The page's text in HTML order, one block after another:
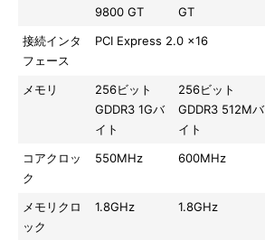
9800 GT
GT
接続インタ
フェース
PCI Express 2.0 x16
メモリ
256ビット
GDDR3 1Gバ
イト
256ビット
GDDR3 512Mバ
イト
コアクロッ
ク
550MHz 600MHz
メモリクロ
ック
1.8GHz 1.8GHz